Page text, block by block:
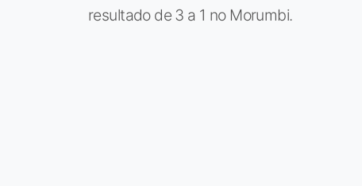
resultado de 3 a 1 no Morumbi.